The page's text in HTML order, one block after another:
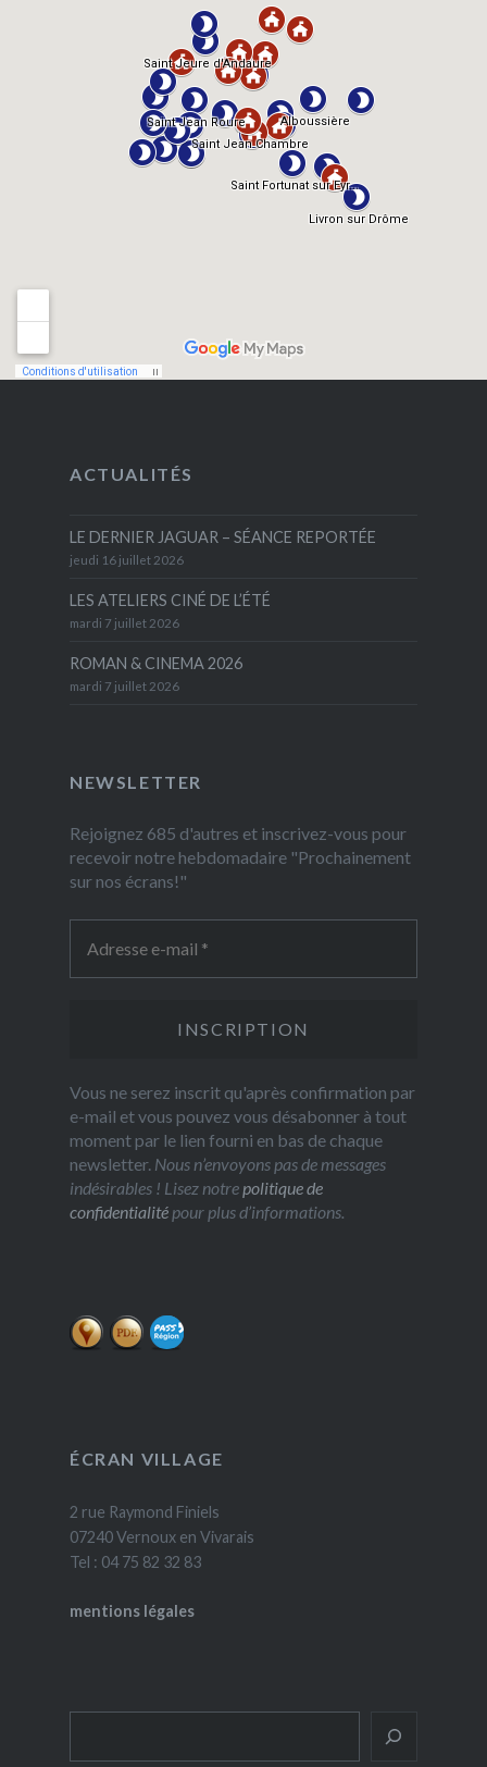
ACTUALITÉS
LE DERNIER JAGUAR – SÉANCE REPORTÉE
jeudi 16 juillet 2026
LES ATELIERS CINÉ DE L’ÉTÉ
mardi 7 juillet 2026
ROMAN & CINEMA 2026
mardi 7 juillet 2026
NEWSLETTER
Rejoignez 685 d'autres et inscrivez-vous pour
recevoir notre hebdomadaire "Prochainement
sur nos écrans!"
Vous ne serez inscrit qu'après confirmation par
e-mail et vous pouvez vous désabonner à tout
moment par le lien fourni en bas de chaque
newsletter. Nous n’envoyons pas de messages
indésirables ! Lisez notrepolitique de
confidentialitépour plus d’informations.
ÉCRAN VILLAGE
2 rue Raymond Finiels
07240 Vernoux en Vivarais
Tel : 04 75 82 32 83
mentions légales